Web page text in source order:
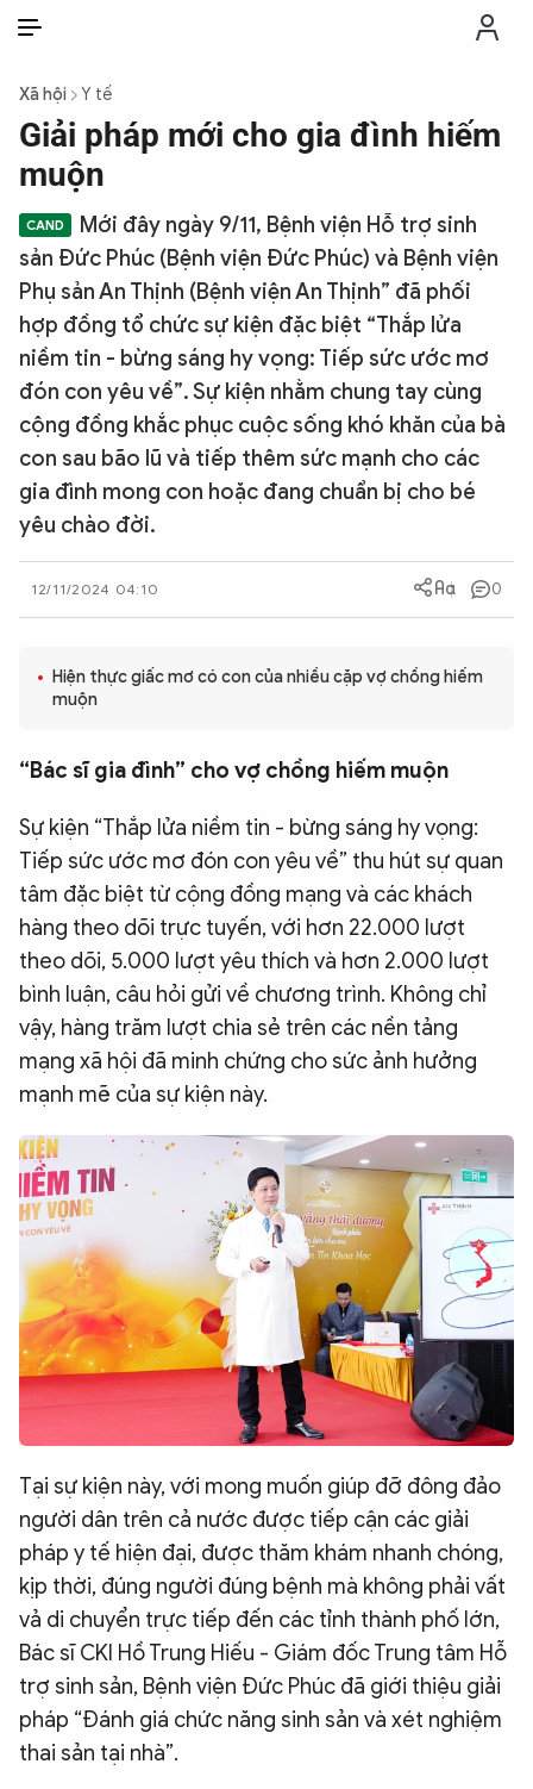
THỜI SỰ
CHỐNG DIỄN BIẾN HÒA BÌNH
CÔNG AN TRONG LÒNG DÂN
XÃ HỘI
PHÁP LUẬT
CÔNG NGHỆ
QUỐC TẾ
BẠN ĐỌC & CAND
ĐA PHƯƠNG TIỆN
eMagazine
Podcast
Video Ảnh
Infographic
Chuyên trang An ninh thế giớiVăn nghệ Công an
Chuyên đề
Xã hội Y tế
Giải pháp mới cho gia đình hiếm
muộn
Mới đây ngày 9/11, Bệnh viện Hỗ trợ sinh
sản Đức Phúc (Bệnh viện Đức Phúc) và Bệnh viện
Phụ sản An Thịnh (Bệnh viện An Thịnh” đã phối
hợp đồng tổ chức sự kiện đặc biệt “Thắp lửa
niềm tin - bừng sáng hy vọng: Tiếp sức ước mơ
đón con yêu về”. Sự kiện nhằm chung tay cùng
cộng đồng khắc phục cuộc sống khó khăn của bà
con sau bão lũ và tiếp thêm sức mạnh cho các
gia đình mong con hoặc đang chuẩn bị cho bé
yêu chào đời.
12/11/2024 04:10 0
Hiện thực giấc mơ có con của nhiều cặp vợ chồng hiếm
muộn
“Bác sĩ gia đình” cho vợ chồng hiếm muộn
Sự kiện “Thắp lửa niềm tin - bừng sáng hy vọng:
Tiếp sức ước mơ đón con yêu về” thu hút sự quan
tâm đặc biệt từ cộng đồng mạng và các khách
hàng theo dõi trực tuyến, với hơn 22.000 lượt
theo dõi, 5.000 lượt yêu thích và hơn 2.000 lượt
bình luận, câu hỏi gửi về chương trình. Không chỉ
vậy, hàng trăm lượt chia sẻ trên các nền tảng
mạng xã hội đã minh chứng cho sức ảnh hưởng
mạnh mẽ của sự kiện này.
Tại sự kiện này, với mong muốn giúp đỡ đông đảo
người dân trên cả nước được tiếp cận các giải
pháp y tế hiện đại, được thăm khám nhanh chóng,
kịp thời, đúng người đúng bệnh mà không phải vất
vả di chuyển trực tiếp đến các tỉnh thành phố lớn,
Bác sĩ CKI Hồ Trung Hiếu - Giám đốc Trung tâm Hỗ
trợ sinh sản, Bệnh viện Đức Phúc đã giới thiệu giải
pháp “Đánh giá chức năng sinh sản và xét nghiệm
thai sản tại nhà”.